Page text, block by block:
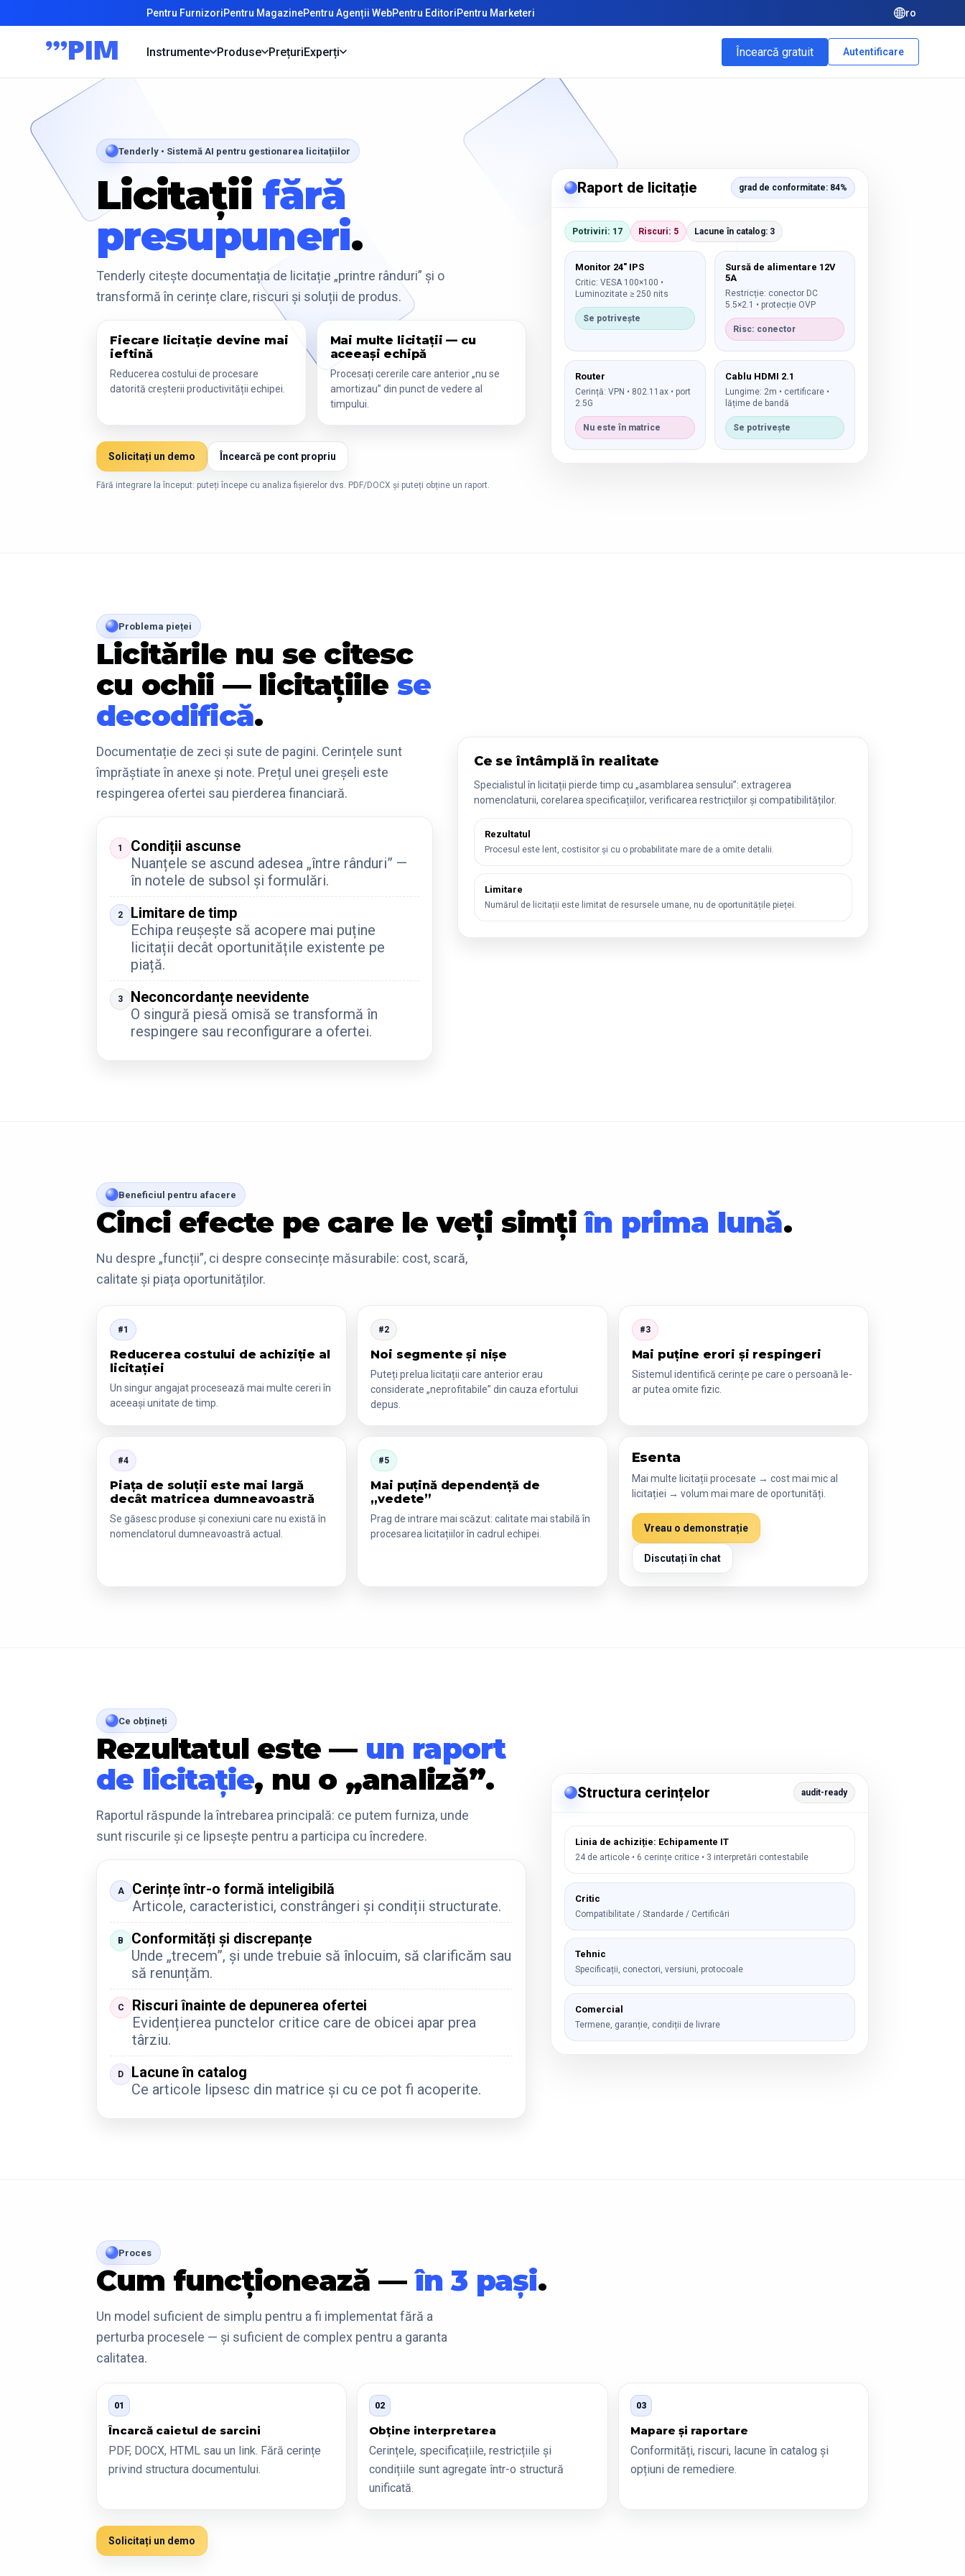
Pentru FurnizoriPentru MagazinePentru Agenții WebPentru EditoriPentru Marketeri ro
Instrumente Produse PrețuriExperți Încearcă gratuit Autentificare
Tenderly • Sistemă AI pentru gestionarea licitațiilor
Licitațiifără
presupuneri.
Tenderly citește documentația de licitație „printre rânduri” și o
transformă în cerințe clare, riscuri și soluții de produs.
Fiecare licitație devine mai
ieftină
Reducerea costului de procesare
datorită creșterii productivității echipei.
Mai multe licitații — cu
aceeași echipă
Procesați cererile care anterior „nu se
amortizau” din punct de vedere al
timpului.
Solicitați un demo Încearcă pe cont propriu
Fără integrare la început: puteți începe cu analiza fișierelor dvs. PDF/DOCX și puteți obține un raport.
Raport de licitație grad de conformitate: 84%
Potriviri: 17 Riscuri: 5 Lacune în catalog: 3
Monitor 24" IPS
Critic: VESA 100×100 •
Luminozitate ≥ 250 nits
Se potrivește
Sursă de alimentare 12V
5A
Restricție: conector DC
5.5×2.1 • protecție OVP
Risc: conector
Router
Cerință: VPN • 802.11ax • port
2.5G
Nu este în matrice
Cablu HDMI 2.1
Lungime: 2m • certificare •
lățime de bandă
Se potrivește
Problema pieței
Licitările nu se citesc
cu ochii — licitațiile se
decodifică.
Documentație de zeci și sute de pagini. Cerințele sunt
împrăștiate în anexe și note. Prețul unei greșeli este
respingerea ofertei sau pierderea financiară.
1
Condiții ascunse
Nuanțele se ascund adesea „între rânduri” —
în notele de subsol și formulări.
2
Limitare de timp
Echipa reușește să acopere mai puține
licitații decât oportunitățile existente pe
piață.
3
Neconcordanțe neevidente
O singură piesă omisă se transformă în
respingere sau reconfigurare a ofertei.
Ce se întâmplă în realitate
Specialistul în licitații pierde timp cu „asamblarea sensului”: extragerea
nomenclaturii, corelarea specificațiilor, verificarea restricțiilor și compatibilităților.
Rezultatul
Procesul este lent, costisitor și cu o probabilitate mare de a omite detalii.
Limitare
Numărul de licitații este limitat de resursele umane, nu de oportunitățile pieței.
Beneficiul pentru afacere
Cinci efecte pe care le veți simțiîn prima lună.
Nu despre „funcții”, ci despre consecințe măsurabile: cost, scară,
calitate și piața oportunităților.
#1
Reducerea costului de achiziție al
licitației
Un singur angajat procesează mai multe cereri în
aceeași unitate de timp.
#2
Noi segmente și nișe
Puteți prelua licitații care anterior erau
considerate „neprofitabile” din cauza efortului
depus.
#3
Mai puține erori și respingeri
Sistemul identifică cerințe pe care o persoană le-
ar putea omite fizic.
#4
Piața de soluții este mai largă
decât matricea dumneavoastră
Se găsesc produse și conexiuni care nu există în
nomenclatorul dumneavoastră actual.
#5
Mai puțină dependență de
„vedete”
Prag de intrare mai scăzut: calitate mai stabilă în
procesarea licitațiilor în cadrul echipei.
Esenta
Mai multe licitații procesate → cost mai mic al
licitației → volum mai mare de oportunități.
Vreau o demonstrație
Discutați în chat
Ce obțineți
Rezultatul este — un raport
de licitație, nu o „analiză”.
Raportul răspunde la întrebarea principală: ce putem furniza, unde
sunt riscurile și ce lipsește pentru a participa cu încredere.
A
Cerințe într-o formă inteligibilă
Articole, caracteristici, constrângeri și condiții structurate.
B
Conformități și discrepanțe
Unde „trecem”, și unde trebuie să înlocuim, să clarificăm sau
să renunțăm.
C
Riscuri înainte de depunerea ofertei
Evidențierea punctelor critice care de obicei apar prea
târziu.
D
Lacune în catalog
Ce articole lipsesc din matrice și cu ce pot fi acoperite.
Structura cerințelor audit-ready
Linia de achiziție: Echipamente IT
24 de articole • 6 cerințe critice • 3 interpretări contestabile
Critic
Compatibilitate / Standarde / Certificări
Tehnic
Specificații, conectori, versiuni, protocoale
Comercial
Termene, garanție, condiții de livrare
Proces
Cum funcționează —în 3 pași.
Un model suficient de simplu pentru a fi implementat fără a
perturba procesele — și suficient de complex pentru a garanta
calitatea.
01
Încarcă caietul de sarcini
PDF, DOCX, HTML sau un link. Fără cerințe
privind structura documentului.
02
Obține interpretarea
Cerințele, specificațiile, restricțiile și
condițiile sunt agregate într-o structură
unificată.
03
Mapare și raportare
Conformități, riscuri, lacune în catalog și
opțiuni de remediere.
Solicitați un demo